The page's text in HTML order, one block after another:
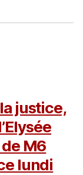
justice,
M6
lundi